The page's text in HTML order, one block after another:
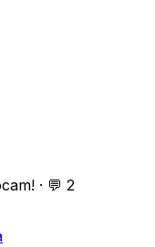
· 💬 2